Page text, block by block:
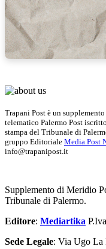
Trapani Post è un
telematico Palermo Post
stampa del Tribunale di
gruppo Editoriale Media Post
info@trapanipost.it
Supplemento di Meridio
Tribunale di Palermo.
Editore: Mediartika
Sede Legale: Via Ugo La